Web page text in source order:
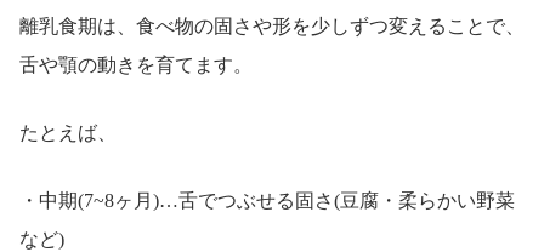
離乳食期は、食べ物の固さや形を少しずつ変えることで、
舌や顎の動きを育てます。
たとえば、
・中期(7~8ヶ月)…舌でつぶせる固さ(豆腐・柔らかい野菜
など)